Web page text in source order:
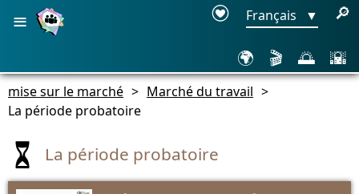
≡ Français ▼ 🔎
🌍 🎬 🌅 🌇
mise sur le marché > Marché du travail >
La période probatoire
La période probatoire